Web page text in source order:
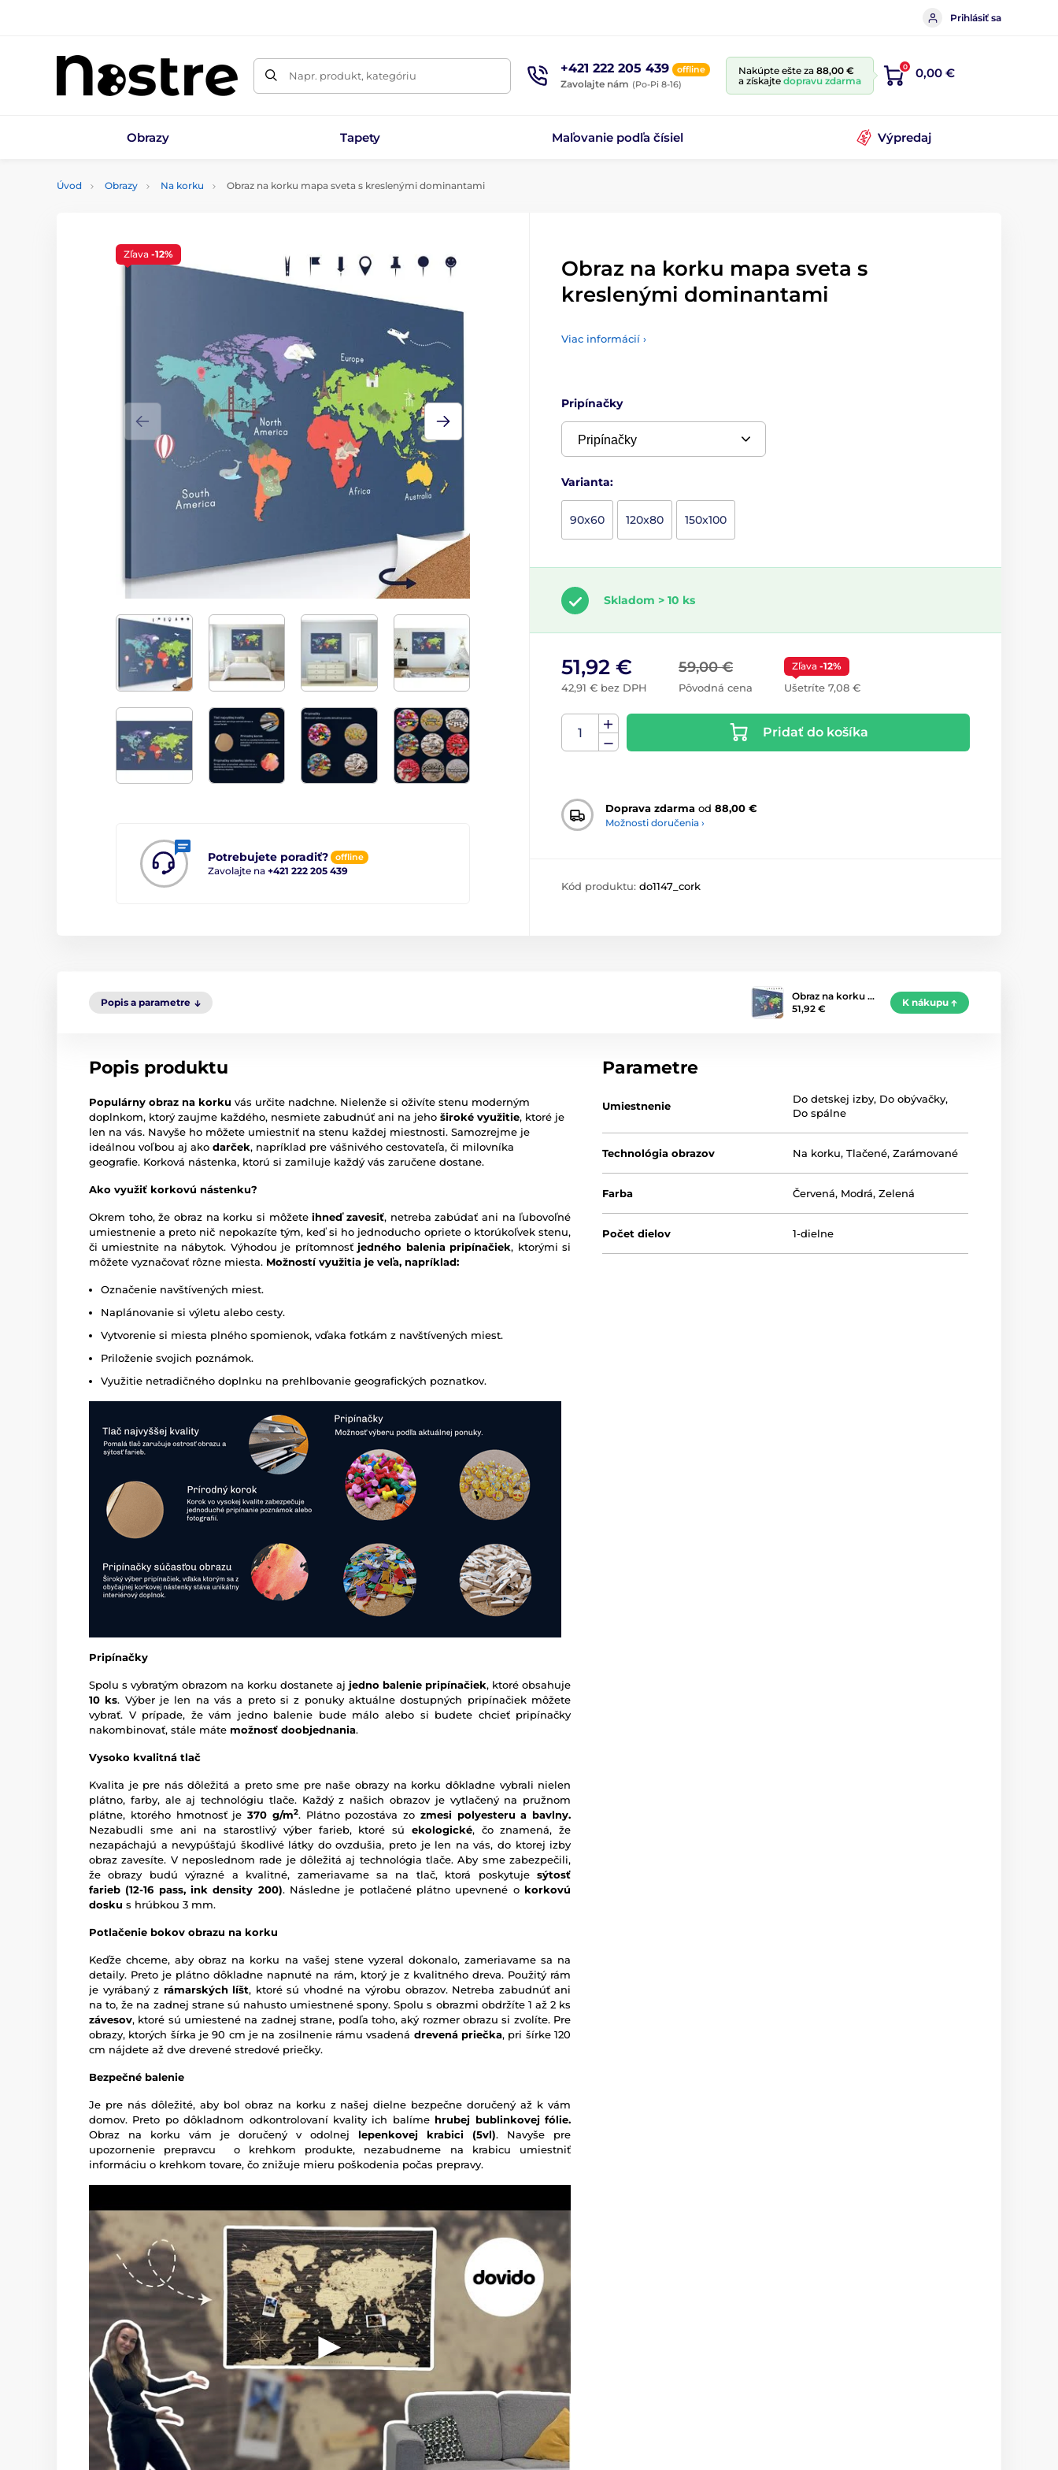
Prihlásiť sa
Napr. produkt, kategóriu +421 222 205 439 offline
Zavolajte nám (Po-Pi 8-16)
Nakúpte ešte za 88,00 €
a získajte dopravu zdarma
0 0,00 €
Obrazy Tapety Maľovanie podľa čísiel Výpredaj
Úvod Obrazy Na korku Obraz na korku mapa sveta s kreslenými dominantami
Potrebujete poradiť? offline
Zavolajte na +421 222 205 439
Zľava -12%
Obraz na korku mapa sveta s
kreslenými dominantami
Viac informácií ›
Pripínačky
Varianta:
90x60 120x80 150x100
Skladom > 10 ks
59,00 €
Pôvodná cena
51,92 €
42,91 € bez DPH
Zľava -12%
Ušetríte 7,08 €
Pridať do košíka
Doprava zdarma od 88,00 €
Možnosti doručenia ›
Kód produktu: do1147_cork
Popis a parametre
Obraz na korku …
51,92 €
K nákupu
Popis produktu
Populárny obraz na korku vás určite nadchne. Nielenže si oživíte stenu moderným
doplnkom, ktorý zaujme každého, nesmiete zabudnúť ani na jeho široké využitie, ktoré je
len na vás. Navyše ho môžete umiestniť na stenu každej miestnosti. Samozrejme je
ideálnou voľbou aj ako darček, napríklad pre vášnivého cestovateľa, či milovníka
geografie. Korková nástenka, ktorú si zamiluje každý vás zaručene dostane.
Ako využiť korkovú nástenku?
Okrem toho, že obraz na korku si môžeteihneď zavesiť, netreba zabúdať ani na ľubovoľné
umiestnenie a preto nič nepokazíte tým, keď si ho jednoducho opriete o ktorúkoľvek stenu,
či umiestnite na nábytok. Výhodou je prítomnosťjedného balenia pripínačiek, ktorými si
môžete vyznačovať rôzne miesta. Možností využitia je veľa, napríklad:
Označenie navštívených miest.
Naplánovanie si výletu alebo cesty.
Vytvorenie si miesta plného spomienok, vďaka fotkám z navštívených miest.
Priloženie svojich poznámok.
Využitie netradičného doplnku na prehlbovanie geografických poznatkov.
Pripínačky
Spolu s vybratým obrazom na korku dostanete ajjedno balenie pripínačiek, ktoré obsahuje
10 ks. Výber je len na vás a preto si z ponuky aktuálne dostupných pripínačiek môžete
vybrať. V prípade, že vám jedno balenie bude málo alebo si budete chcieť pripínačky
nakombinovať, stále máte možnosť doobjednania.
Vysoko kvalitná tlač
Kvalita je pre nás dôležitá a preto sme pre naše obrazy na korku dôkladne vybrali nielen
plátno, farby, ale aj technológiu tlače. Každý z našich obrazov je vytlačený na pružnom
plátne, ktorého hmotnosť je370 g/m2. Plátno pozostáva zo zmesi polyesteru a bavlny.
Nezabudli sme ani na starostlivý výber farieb, ktoré sú ekologické, čo znamená, že
nezapáchajú a nevypúšťajú škodlivé látky do ovzdušia, preto je len na vás, do ktorej izby
obraz zavesíte. V neposlednom rade je dôležitá aj technológia tlače. Aby sme zabezpečili,
že obrazy budú výrazné a kvalitné, zameriavame sa na tlač, ktorá poskytujesýtosť
farieb (12-16 pass, ink density 200). Následne je potlačené plátno upevnené o korkovú
dosku s hrúbkou 3 mm.
Potlačenie bokov obrazu na korku
Keďže chceme, aby obraz na korku na vašej stene vyzeral dokonalo, zameriavame sa na
detaily. Preto je plátno dôkladne napnuté na rám, ktorý je z kvalitného dreva. Použitý rám
je vyrábaný z rámarských líšt, ktoré sú vhodné na výrobu obrazov. Netreba zabudnúť ani
na to, že na zadnej strane sú nahusto umiestnené spony. Spolu s obrazmi obdržíte 1 až 2 ks
závesov, ktoré sú umiestené na zadnej strane, podľa toho, aký rozmer obrazu si zvolíte. Pre
obrazy, ktorých šírka je 90 cm je na zosilnenie rámu vsadená drevená priečka, pri šírke 120
cm nájdete až dve drevené stredové priečky.
Bezpečné balenie
Je pre nás dôležité, aby bol obraz na korku z našej dielne bezpečne doručený až k vám
domov. Preto po dôkladnom odkontrolovaní kvality ich balíme hrubej bublinkovej fólie.
Obraz na korku vám je doručený v odolnej lepenkovej krabici (5vl). Navyše pre
upozornenie prepravcu o krehkom produkte, nezabudneme na krabicu umiestniť
informáciu o krehkom tovare, čo znižuje mieru poškodenia počas prepravy.
Parametre
Umiestnenie
Do detskej izby, Do obývačky,
Do spálne
Technológia obrazov Na korku,Tlačené,Zarámované
Farba Červená, Modrá,Zelená
Počet dielov 1-dielne